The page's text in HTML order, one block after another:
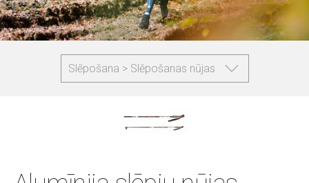
Slēpošana > Slēpošanas nūjas